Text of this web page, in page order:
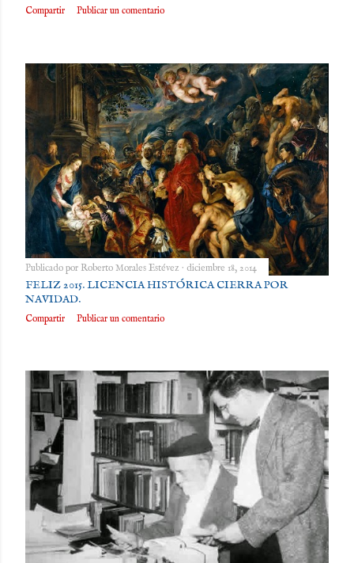
Compartir Publicar un comentario
Publicado por Roberto Morales Estévez diciembre 18, 2014
FELIZ 2015. LICENCIA HISTÓRICA CIERRA POR
NAVIDAD.
Compartir Publicar un comentario